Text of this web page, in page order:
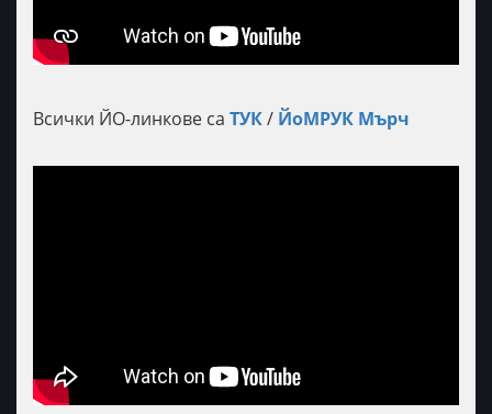
Всички ЙО-линкове са ТУК/ ЙоМРУК Мърч